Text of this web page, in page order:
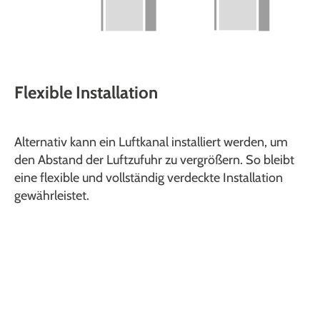
Flexible Installation
Alternativ kann ein Luftkanal installiert werden, um
den Abstand der Luftzufuhr zu vergrößern. So bleibt
eine flexible und vollständig verdeckte Installation
gewährleistet.